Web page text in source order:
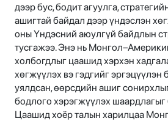
дээр бус, бодит агуулга,
ашигтай байдал дээр үндэслэн
оны Үндэсний аюулгүй байдлын
тусгажээ. Энэ нь
холбогдлыг цаашид хэрхэн
хөгжүүлэх вэ гэдгийг эргэцүүлэн
уялдсан, өөрсдийн ашиг
бодлого хэрэгжүүлэх
Цаашид хоёр талын харилцаа